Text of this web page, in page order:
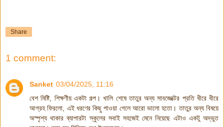
Share
1 comment:
Sanket 03/04/2025, 11:16
বেশ মিষ্টি, শিক্ষণীয় একটা গল্প। খালি শেষে তাতুর অন্য সাবজেক্টের প্রতি ধীরে ধীরে
আগ্রহ ফিরলো, এই ধরণের কিছু পাওয়া গেলে আরো ভালো হতো। তাতুর অন্য বিষয়ে
অস্পৃশ্য থাকার ব্যাপারটা স্কুলের সবাই সহজেই মেনে নিয়েছে এটাও একটু অদ্ভুত